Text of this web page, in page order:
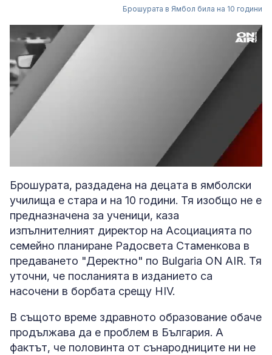
Брошурата в Ямбол била на 10 години
Брошурата, раздадена на децата в ямболски
училища е стара и на 10 години. Тя изобщо не е
предназначена за ученици, каза
изпълнителният директор на Асоциацията по
семейно планиране Радосвета Стаменкова в
предаването "Деректно" по Bulgaria ON AIR. Тя
уточни, че посланията в изданието са
насочени в борбата срещу HIV.
В същото време здравното образование обаче
продължава да е проблем в България. А
фактът, че половинта от сънародниците ни не